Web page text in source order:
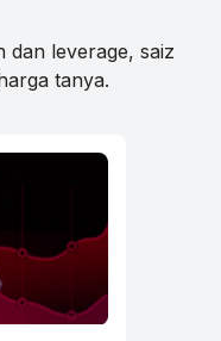
dan leverage, saiz
tanya.